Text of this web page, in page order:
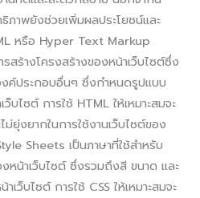
ภาพยังช่วยเพิ่มผลประโยชน์และ
หรือ Hyper Text Markup
สร้างโครงสร้างของหน้าเว็บไซต์ซึ่ง
ค์ประกอบอื่นๆ ซึ่งกำหนดรูปแบบ
ไซต์ การใช้ HTML ให้เหมาะสมจะ
ม่ยุ่งยากในการใช้งานเว็บไซต์ของ
Sheets เป็นภาษาที่ใช้สำหรับ
น้าเว็บไซต์ ซึ่งรวมถึงสี ขนาด และ
ว็บไซต์ การใช้ CSS ให้เหมาะสมจะ